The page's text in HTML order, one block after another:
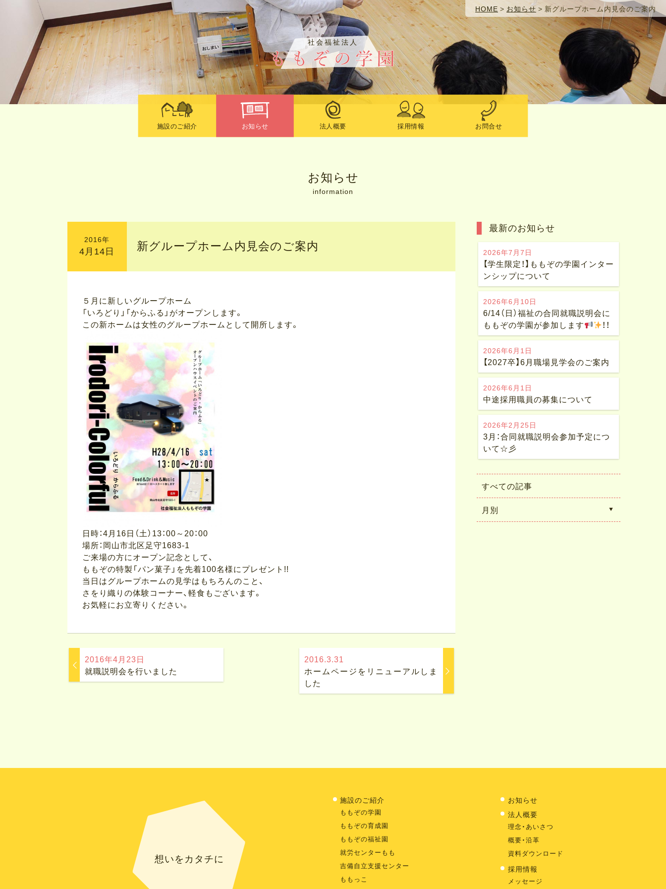
社会福祉法人
施設のご紹介 お知らせ 法人概要 採用情報 お問合せ
HOME > お知らせ > 新グループホーム内見会のご案内
お知らせ
information
2016年
4月14日 新グループホーム内見会のご案内
５月に新しいグループホーム
「いろどり」「からふる」がオープンします。
この新ホームは女性のグループホームとして開所します。
日時：4月16日（土）13：00～20：00
場所：岡山市北区足守1683-1
ご来場の方にオープン記念として、
ももぞの特製「パン菓子」を先着100名様にプレゼント!!
当日はグループホームの見学はもちろんのこと、
さをり織りの体験コーナー、軽食もございます。
お気軽にお立寄りください。
2016年4月23日
就職説明会を行いました
2016.3.31
ホームページをリニューアルしま
した
最新のお知らせ
2026年7月7日
【学生限定！】ももぞの学園インター
ンシップについて
2026年6月10日
6/14（日）福祉の合同就職説明会に
ももぞの学園が参加します
！！
2026年6月1日
【2027卒】6月職場見学会のご案内
2026年6月1日
中途採用職員の募集について
2026年2月25日
3月：合同就職説明会参加予定につ
いて☆彡
すべての記事
月別
想いをカタチに
施設のご紹介
ももぞの学園
ももぞの育成園
ももぞの福祉園
就労センターもも
吉備自立支援センター
ももっこ
お知らせ
法人概要
理念・あいさつ
概要・沿革
資料ダウンロード
採用情報
メッセージ